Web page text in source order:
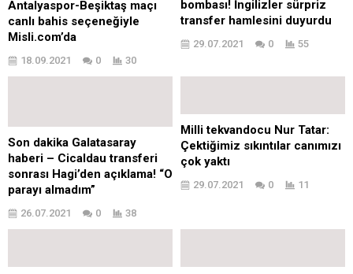
Antalyaspor-Beşiktaş maçı
canlı bahis seçeneğiyle
Misli.com’da
18.09.2021 0 30
bombası! İngilizler sürpriz
transfer hamlesini duyurdu
29.07.2021 0 55
Son dakika Galatasaray
haberi – Cicaldau transferi
sonrası Hagi’den açıklama! “O
parayı almadım”
26.07.2021 0 38
Milli tekvandocu Nur Tatar:
Çektiğimiz sıkıntılar canımızı
çok yaktı
29.07.2021 0 11